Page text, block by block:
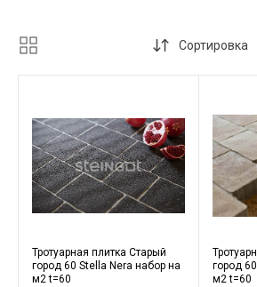
Сортировка
Тротуарная плитка Старый
город 60 Stella Nera набор на
м2 t=60
город
м2 t=60